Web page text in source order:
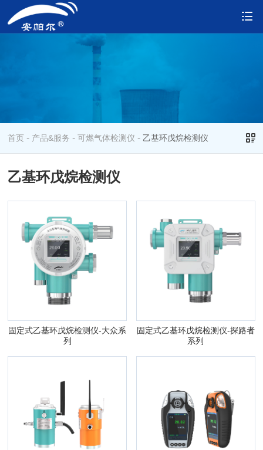
首页 - 产品&服务 -可燃气体检测仪 - 乙基环戊烷检测仪
乙基环戊烷检测仪
固定式乙基环戊烷检测仪-大众系
列
固定式乙基环戊烷检测仪-探路者
系列